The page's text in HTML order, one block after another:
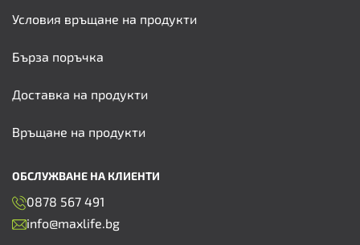
Условия връщане на продукти
Бърза поръчка
Доставка на продукти
Връщане на продукти
ОБСЛУЖВАНЕ НА КЛИЕНТИ
0878 567 491
info@maxlife.bg